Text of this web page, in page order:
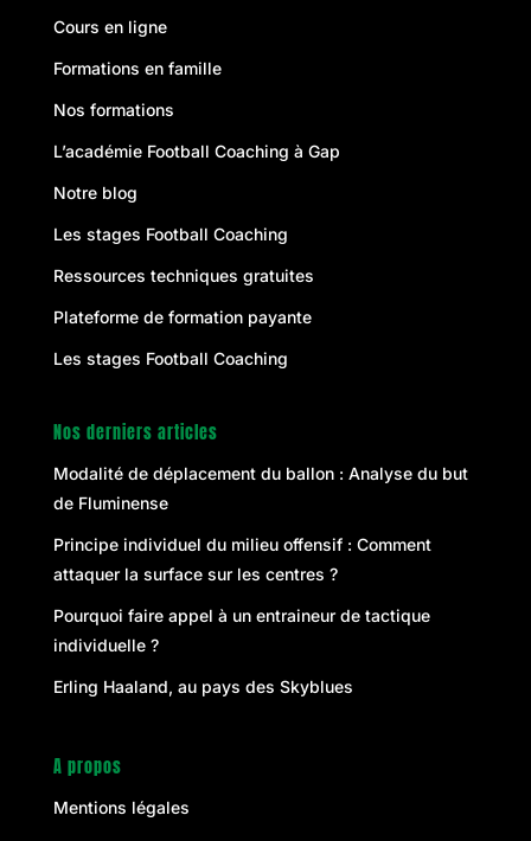
Cours en ligne
Formations en famille
Nos formations
L’académie Football Coaching à Gap
Notre blog
Les stages Football Coaching
Ressources techniques gratuites
Plateforme de formation payante
Les stages Football Coaching
Nos derniers articles
Modalité de déplacement du ballon : Analyse du but
de Fluminense
Principe individuel du milieu offensif : Comment
attaquer la surface sur les centres ?
Pourquoi faire appel à un entraineur de tactique
individuelle ?
Erling Haaland, au pays des Skyblues
A propos
Mentions légales